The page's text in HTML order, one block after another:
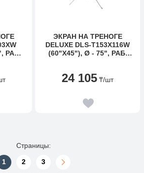
РАБ.
ЭКРАН НА ТРЕНОГЕ
DELUXE DLS-T153X116W
(60"Х45"), Ø - 75", РАБ.
24 105 ₸/шт
Страницы:
1 2 3